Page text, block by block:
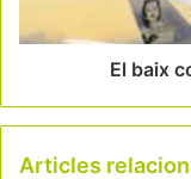
El baix
Articles